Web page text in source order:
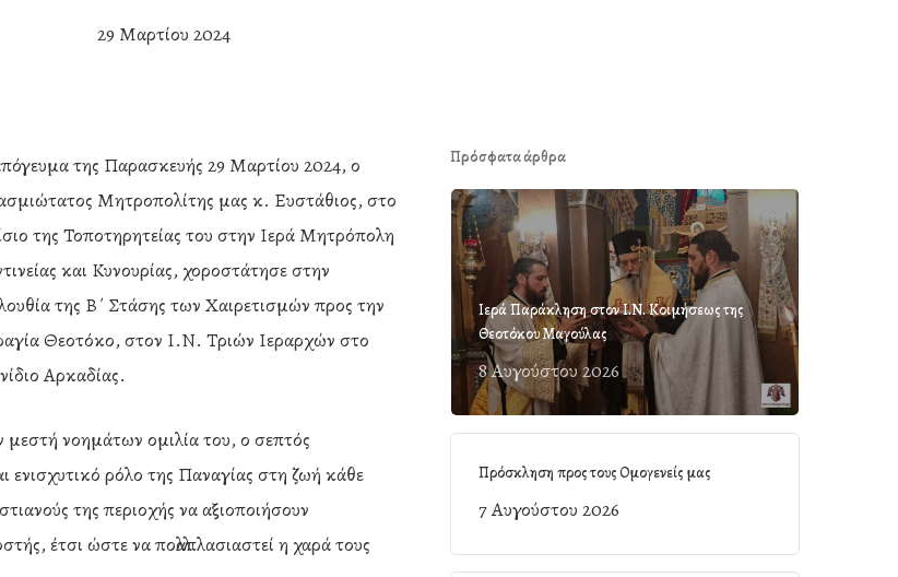
29 Μαρτίου 2024
της Παρασκευής 29 Μαρτίου 2024, ο
Μητροπολίτης μας κ. Ευστάθιος, στο
της Τοποτηρητείας του στην Ιερά Μητρόπολη
και Κυνουρίας, χοροστάτησε στην
της Β΄ Στάσης των Χαιρετισμών προς την
Θεοτόκο, στον Ι.Ν. Τριών Ιεραρχών στο
Αρκαδίας.
μεστή νοημάτων ομιλία του, ο σεπτός
ρόλο της Παναγίας στη ζωή κάθε
της περιοχής να αξιοποιήσουν
έτσι ώστε να πολλαπλασιαστεί η χαρά τους
Πρόσφατα άρθρα
Ιερά Παράκληση στον Ι.Ν. Κοιμήσεως της
Θεοτόκου Μαγούλας
8 Αυγούστου 2026
Πρόσκληση προς τους Ομογενείς μας
7 Αυγούστου 2026